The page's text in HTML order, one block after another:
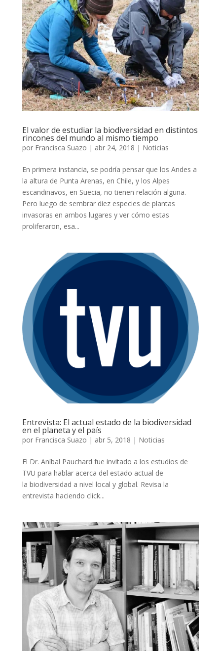
El valor de estudiar la biodiversidad en distintos
rincones del mundo al mismo tiempo
por Francisca Suazo | abr 24, 2018 | Noticias
En primera instancia, se podría pensar que los Andes a
la altura de Punta Arenas, en Chile, y los Alpes
escandinavos, en Suecia, no tienen relación alguna.
Pero luego de sembrar diez especies de plantas
invasoras en ambos lugares y ver cómo estas
proliferaron, esa...
Entrevista: El actual estado de la biodiversidad
en el planeta y el país
por Francisca Suazo | abr 5, 2018 | Noticias
El Dr. Aníbal Pauchard fue invitado a los estudios de
TVU para hablar acerca del estado actual de
la biodiversidad a nivel local y global. Revisa la
entrevista haciendo click...